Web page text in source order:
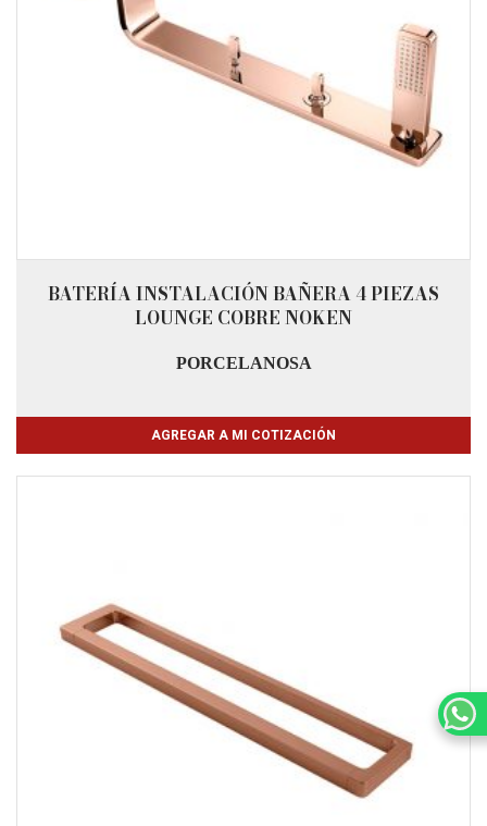
BATERÍA INSTALACIÓN BAÑERA 4 PIEZAS
LOUNGE COBRE NOKEN
PORCELANOSA
AGREGAR A MI COTIZACIÓN